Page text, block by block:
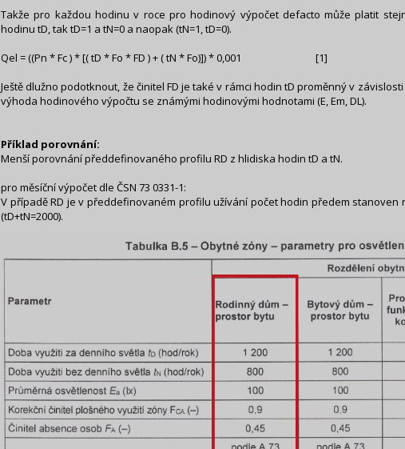
Takže pro každou hodinu v roce pro hodinový výpočet defacto může platit
hodinu tD, tak tD=1 a tN=0 a naopak (tN=1, tD=0).
Qel = ((Pn * Fc ) * [( tD * Fo * FD ) + ( tN * Fo)]) * 0,001 [1]
Ještě dlužno podotknout, že činitel FD je také v rámci hodin tD proměnný v
výhoda hodinového výpočtu se známými hodinovými hodnotami (E, Em, DL).
Příklad porovnání:
Menší porovnání předdefinovaného profilu RD z hlidiska hodin tD a tN.
pro měsíční výpočet dle ČSN 73 0331-1:
V případě RD je v předdefinovaném profilu užívání počet hodin předem stanoven
(tD+tN=2000).